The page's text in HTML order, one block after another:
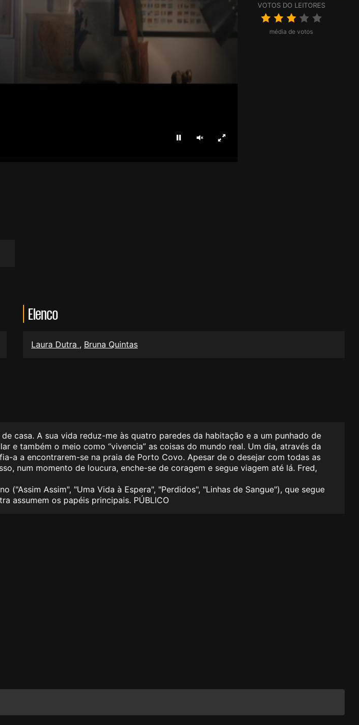
PararLigar somEcrã inteiro
VOTOS DO LEITORES
média de votos
Elenco
Laura Dutra , Bruna Quintas
casa. A sua vida reduz-me às quatro paredes da habitação e a um punhado de
e também o meio como “vivencia” as coisas do mundo real. Um dia, através da
a a encontrarem-se na praia de Porto Covo. Apesar de o desejar com todas as
num momento de loucura, enche-se de coragem e segue viagem até lá. Fred,
Assim", "Uma Vida à Espera", "Perdidos", "Linhas de Sangue"), que segue
assumem os papéis principais. PÚBLICO